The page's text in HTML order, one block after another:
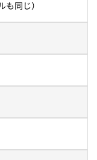
も同じ）